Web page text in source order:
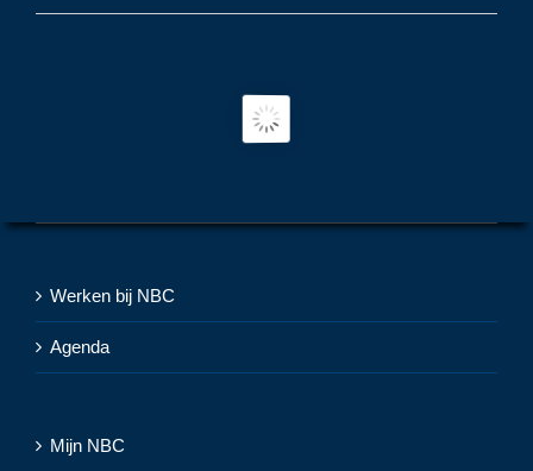
Werken bij NBC
Agenda
Mijn NBC